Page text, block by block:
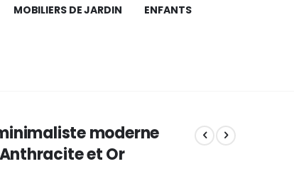
MOBILIERS DE JARDIN ENFANTS
moderne
et Or